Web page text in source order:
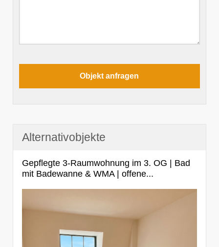
Alternativobjekte
Gepflegte 3-Raumwohnung im 3. OG | Bad
mit Badewanne & WMA | offene...